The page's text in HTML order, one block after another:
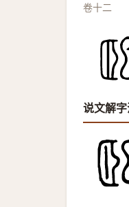
卷十二
说文解